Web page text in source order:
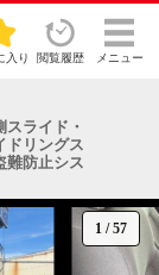
入り 閲覧履歴 メニュー
ライド・
リングス
防止シス
1 /57